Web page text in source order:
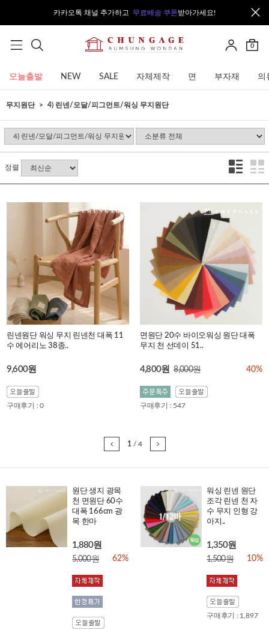
카카오톡 채널 추가하고 무료배송 쿠폰받아가세요!
0
오늘출발 NEW SALE 자체제작 면 부자재 의
무지원단 4) 린넨/모달/피그먼트/워싱 무지원단
정렬
린넨원단 워싱 무지 린넨천 대폭 11
수 에어리노 38종..
9,600원
구매후기 : 0
면원단 20수 바이오워싱 원단 대폭
무지 천 선데이 51..
4,800원 8,000원 40%
구매후기 : 547
1 / 4
원단 생지 광목
천 면원단 60수
대폭 166cm 광
목 한마
1,880원
5,000원 62%
워싱 린넨 원단
조각 린넨 천 자
수 무지 인형 강
아지..
1,350원
1,500원 10%
구매후기 : 1,897